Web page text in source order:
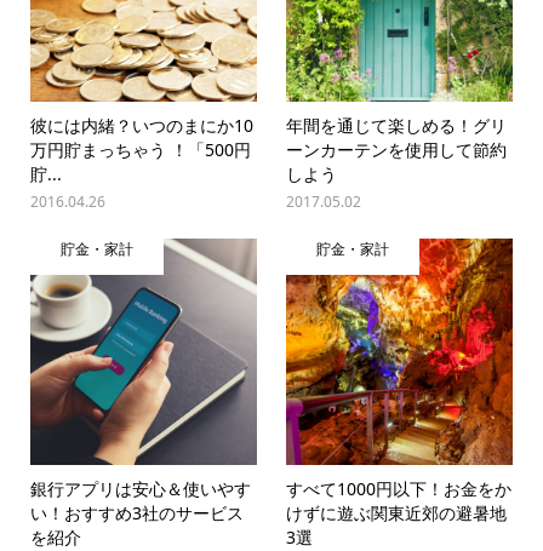
彼には内緒？いつのまにか10
万円貯まっちゃう ！「500円
貯...
2016.04.26
年間を通じて楽しめる！グリ
ーンカーテンを使用して節約
しよう
2017.05.02
貯金・家計
銀行アプリは安心＆使いやす
い！おすすめ3社のサービス
を紹介
貯金・家計
すべて1000円以下！お金をか
けずに遊ぶ関東近郊の避暑地
3選